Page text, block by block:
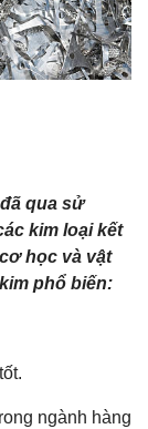
qua sử
kim loại kết
học và vật
phổ biến:
ngành hàng